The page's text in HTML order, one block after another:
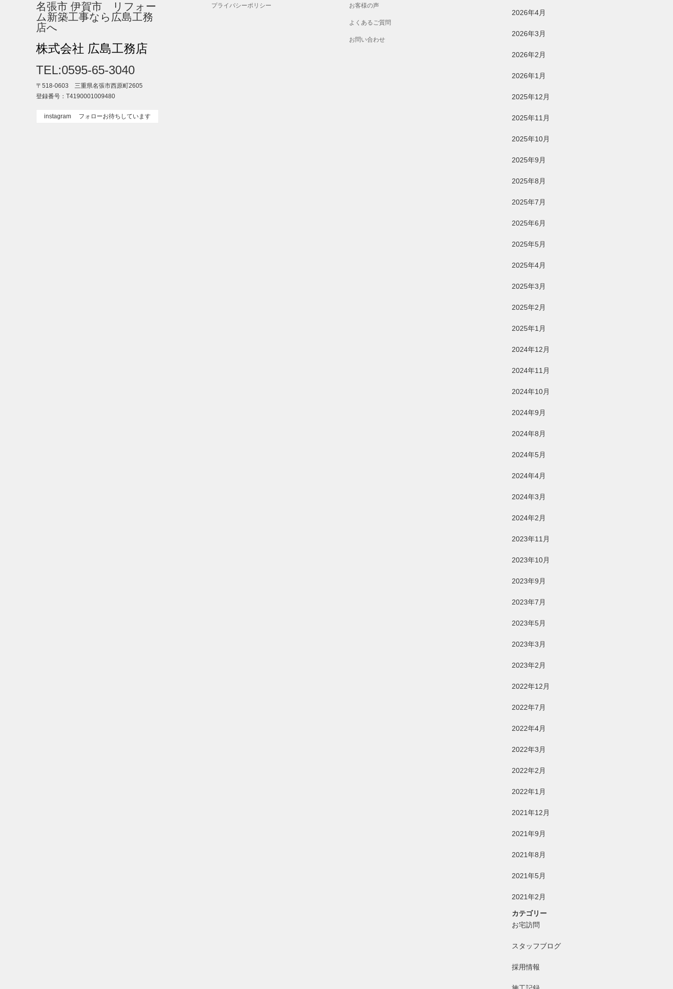
プライバシーポリシー お客様の声
よくあるご質問
お問い合わせ
2026年4月
2026年3月
2026年2月
2026年1月
2025年12月
2025年11月
2025年10月
2025年9月
2025年8月
2025年7月
2025年6月
2025年5月
2025年4月
2025年3月
2025年2月
2025年1月
2024年12月
2024年11月
2024年10月
2024年9月
2024年8月
2024年5月
2024年4月
2024年3月
2024年2月
2023年11月
2023年10月
2023年9月
2023年7月
2023年5月
2023年3月
2023年2月
2022年12月
2022年7月
2022年4月
2022年3月
2022年2月
2022年1月
2021年12月
2021年9月
2021年8月
2021年5月
2021年2月
カテゴリー
お宅訪問
スタッフブログ
採用情報
名張市 伊賀市 リフォー
ム新築工事なら広島工務
店へ
株式会社 広島工務店
TEL:0595-65-3040
〒518-0603 三重県名張市西原町2605
登録番号：T4190001009480
instagram フォローお待ちしています